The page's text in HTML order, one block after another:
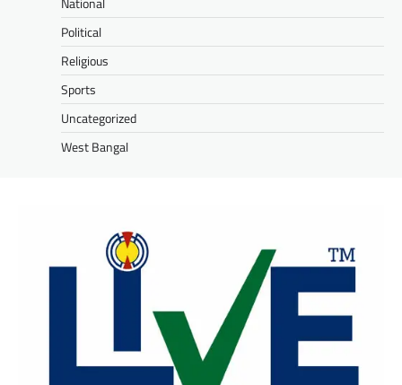
Political
Religious
Sports
Uncategorized
West Bangal